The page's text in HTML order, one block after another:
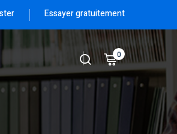
Essayer gratuitement
0